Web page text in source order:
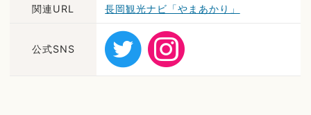
関連URL 長岡観光ナビ「やまあかり」
公式SNS